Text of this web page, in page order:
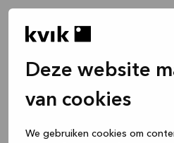
Deze website
van cookies
We gebruiken cookies om